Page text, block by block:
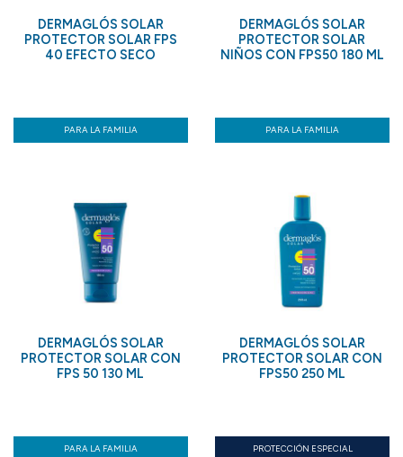
DERMAGLÓS SOLAR
PROTECTOR SOLAR FPS
40 EFECTO SECO
DERMAGLÓS SOLAR
PROTECTOR SOLAR
NIÑOS CON FPS50 180 ML
PARA LA FAMILIA
DERMAGLÓS SOLAR
PROTECTOR SOLAR CON
FPS 50 130 ML
PARA LA FAMILIA
DERMAGLÓS SOLAR
PROTECTOR SOLAR CON
FPS50 250 ML
PARA LA FAMILIA PROTECCIÓN ESPECIAL